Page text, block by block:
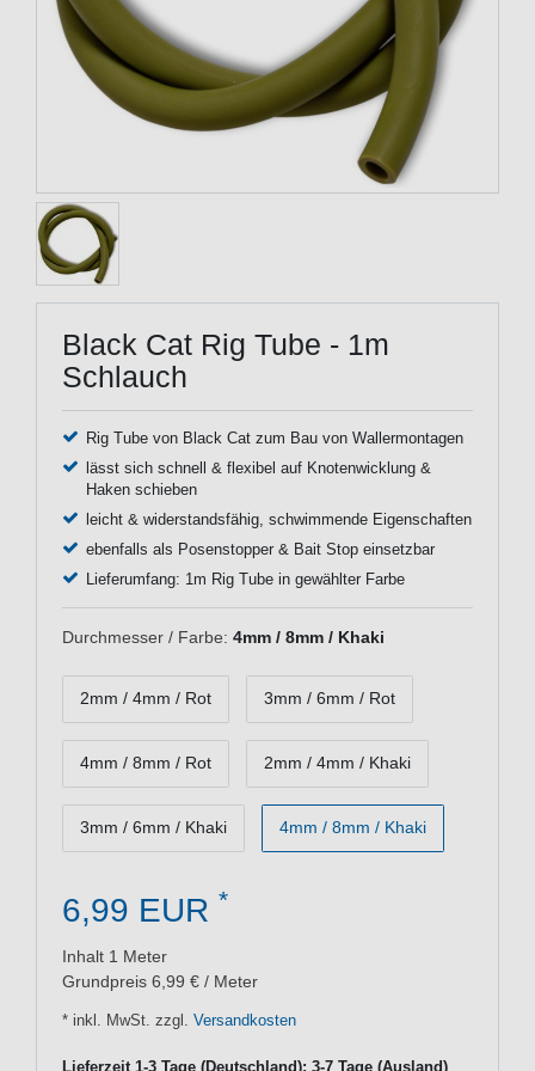
Black Cat Rig Tube - 1m
Schlauch
Rig Tube von Black Cat zum Bau von Wallermontagen
lässt sich schnell & flexibel auf Knotenwicklung &
Haken schieben
leicht & widerstandsfähig, schwimmende Eigenschaften
ebenfalls als Posenstopper & Bait Stop einsetzbar
Lieferumfang: 1m Rig Tube in gewählter Farbe
Durchmesser / Farbe: 4mm / 8mm / Khaki
2mm / 4mm / Rot 3mm / 6mm / Rot
4mm / 8mm / Rot 2mm / 4mm / Khaki
3mm / 6mm / Khaki 4mm / 8mm / Khaki
6,99 EUR *
Inhalt 1 Meter
Grundpreis 6,99 € / Meter
* inkl. MwSt. zzgl. Versandkosten
Lieferzeit 1-3 Tage (Deutschland); 3-7 Tage (Ausland)